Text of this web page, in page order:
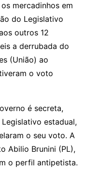
mercadinhos em
do Legislativo
outros 12
a derrubada do
(União) ao
o voto
é secreta,
estadual,
o seu voto. A
Abilio Brunini (PL),
o perfil antipetista.